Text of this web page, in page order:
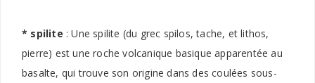
* spilite : Une spilite (du grec spilos, tache, et lithos,
pierre) est une roche volcanique basique apparentée au
basalte, qui trouve son origine dans des coulées sous-